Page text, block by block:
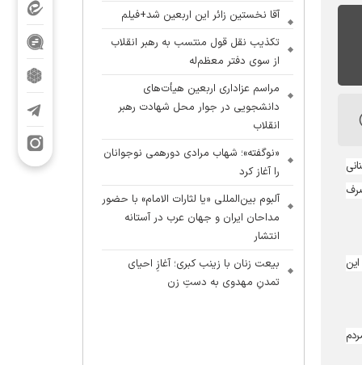
آقا نخستین زائر این اربعین شد+فیلم
تکذیب نقل قول منتسب به رهبر انقلاب
از سوی دفتر معظم‌له
مراسم عزاداری اربعین هیأت‌های
دانشجویی در جوار محل شهادت رهبر
انقلاب
«نوگفته»؛ شهاب مرادی دورهمی نوجوانان
را آغاز کرد
آلبوم بین‌المللی «یا لثارات الامام» با حضور
مداحان ایران و جهان عرب در آستانه
انتشار
بیعت زنان با زینب کبری؛ آغازِ احیای
تمدنِ مهدوی به دستِ زن